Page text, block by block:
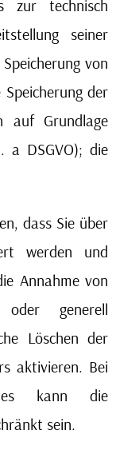
zur technisch
seiner
von
der
auf Grundlage
a DSGVO); die
dass Sie über
werden und
Annahme von
generell
Löschen der
aktivieren. Bei
kann die
sein.